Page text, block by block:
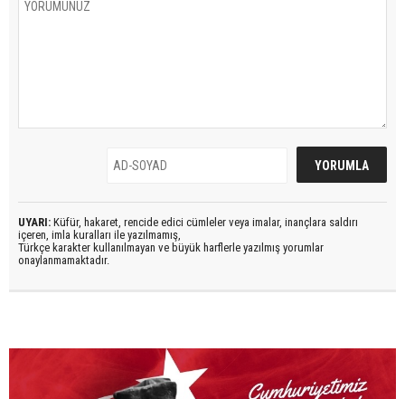
UYARI: Küfür, hakaret, rencide edici cümleler veya imalar, inançlara saldırı
içeren, imla kuralları ile yazılmamış,
Türkçe karakter kullanılmayan ve büyük harflerle yazılmış yorumlar
onaylanmamaktadır.